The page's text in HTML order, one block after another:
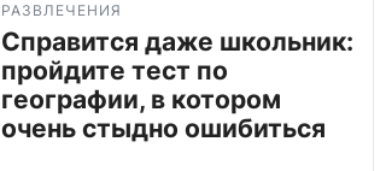
РАЗВЛЕЧЕНИЯ
Справится даже школьник:
пройдите тест по
географии, в котором
очень стыдно ошибиться